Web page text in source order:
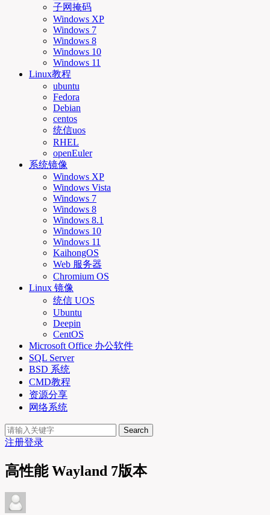
子网掩码
Windows XP
Windows 7
Windows 8
Windows 10
Windows 11
Linux教程
ubuntu
Fedora
Debian
centos
统信uos
RHEL
openEuler
系统镜像
Windows XP
Windows Vista
Windows 7
Windows 8
Windows 8.1
Windows 10
Windows 11
KaihongOS
Web 服务器
Chromium OS
Linux 镜像
统信 UOS
Ubuntu
Deepin
CentOS
Microsoft Office 办公软件
SQL Server
BSD 系统
CMD教程
资源分享
网络系统
Search
注册登录
高性能 Wayland 7版本